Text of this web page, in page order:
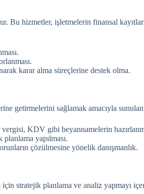
Bu hizmetler, işletmelerin finansal
karar alma süreçlerine destek olma.
getirmelerini sağlamak amacıyla sunulan
KDV gibi beyannamelerin
yapılması.
çözülmesine yönelik danışmanlık.
stratejik planlama ve analiz yapmayı